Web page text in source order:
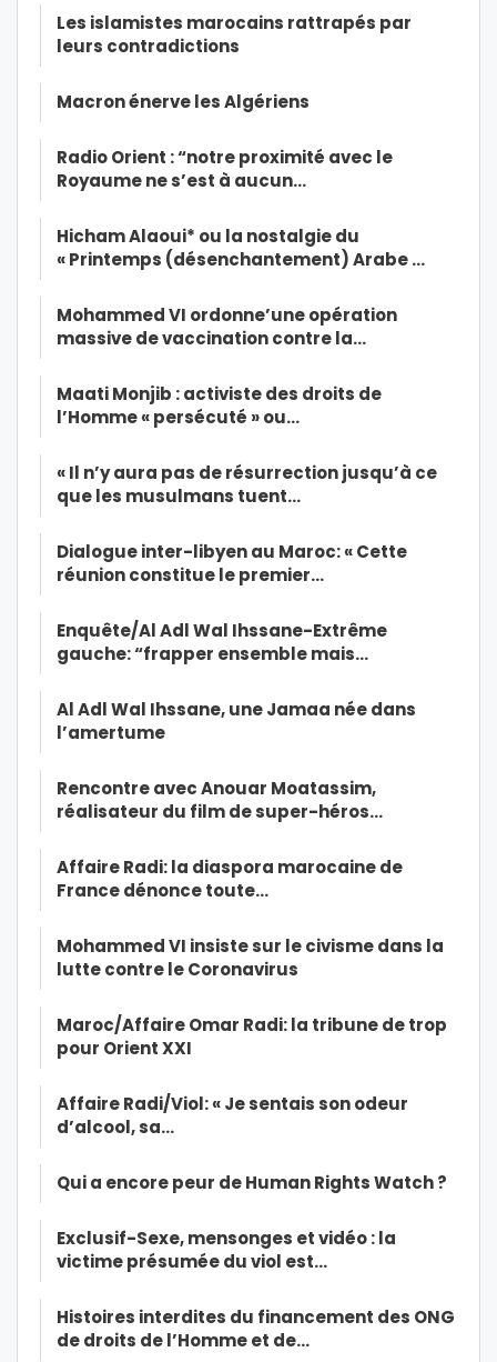
Les islamistes marocains rattrapés par
leurs contradictions
Macron énerve les Algériens
Radio Orient : “notre proximité avec le
Royaume ne s’est à aucun…
Hicham Alaoui* ou la nostalgie du
« Printemps (désenchantement) Arabe …
Mohammed VI ordonne’une opération
massive de vaccination contre la…
Maati Monjib : activiste des droits de
l’Homme « persécuté » ou…
« Il n’y aura pas de résurrection jusqu’à ce
que les musulmans tuent…
Dialogue inter-libyen au Maroc: « Cette
réunion constitue le premier…
Enquête/Al Adl Wal Ihssane-Extrême
gauche: “frapper ensemble mais…
Al Adl Wal Ihssane, une Jamaa née dans
l’amertume
Rencontre avec Anouar Moatassim,
réalisateur du film de super-héros…
Affaire Radi: la diaspora marocaine de
France dénonce toute…
Mohammed VI insiste sur le civisme dans la
lutte contre le Coronavirus
Maroc/Affaire Omar Radi: la tribune de trop
pour Orient XXI
Affaire Radi/Viol: « Je sentais son odeur
d’alcool, sa…
Qui a encore peur de Human Rights Watch ?
Exclusif-Sexe, mensonges et vidéo : la
victime présumée du viol est…
Histoires interdites du financement des ONG
de droits de l’Homme et de…